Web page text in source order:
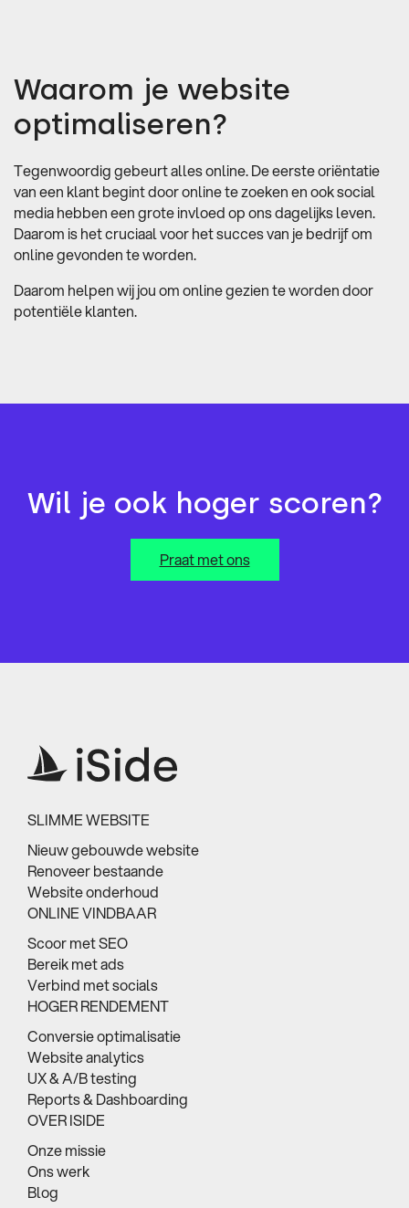
Waarom je website
optimaliseren?
Tegenwoordig gebeurt alles online. De eerste oriëntatie
van een klant begint door online te zoeken en ook social
media hebben een grote invloed op ons dagelijks leven.
Daarom is het cruciaal voor het succes van je bedrijf om
online gevonden te worden.
Daarom helpen wij jou om online gezien te worden door
potentiële klanten.
Wil je ook hoger scoren?
Praat met ons
SLIMME WEBSITE
Nieuw gebouwde website
Renoveer bestaande
Website onderhoud
ONLINE VINDBAAR
Scoor met SEO
Bereik met ads
Verbind met socials
HOGER RENDEMENT
Conversie optimalisatie
Website analytics
UX & A/B testing
Reports & Dashboarding
OVER ISIDE
Onze missie
Ons werk
Blog